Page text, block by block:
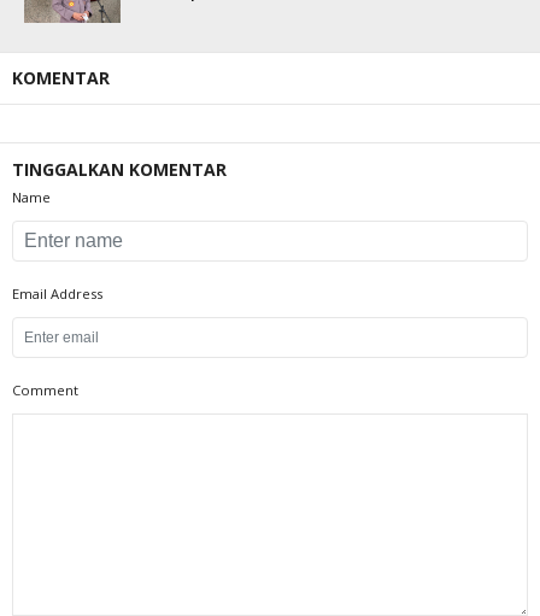
KOMENTAR
TINGGALKAN KOMENTAR
Name
Email Address
Comment